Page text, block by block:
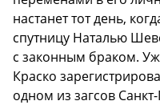
настанет тот день,
спутницу Наталью
с законным браком.
Краско
одном из загсов